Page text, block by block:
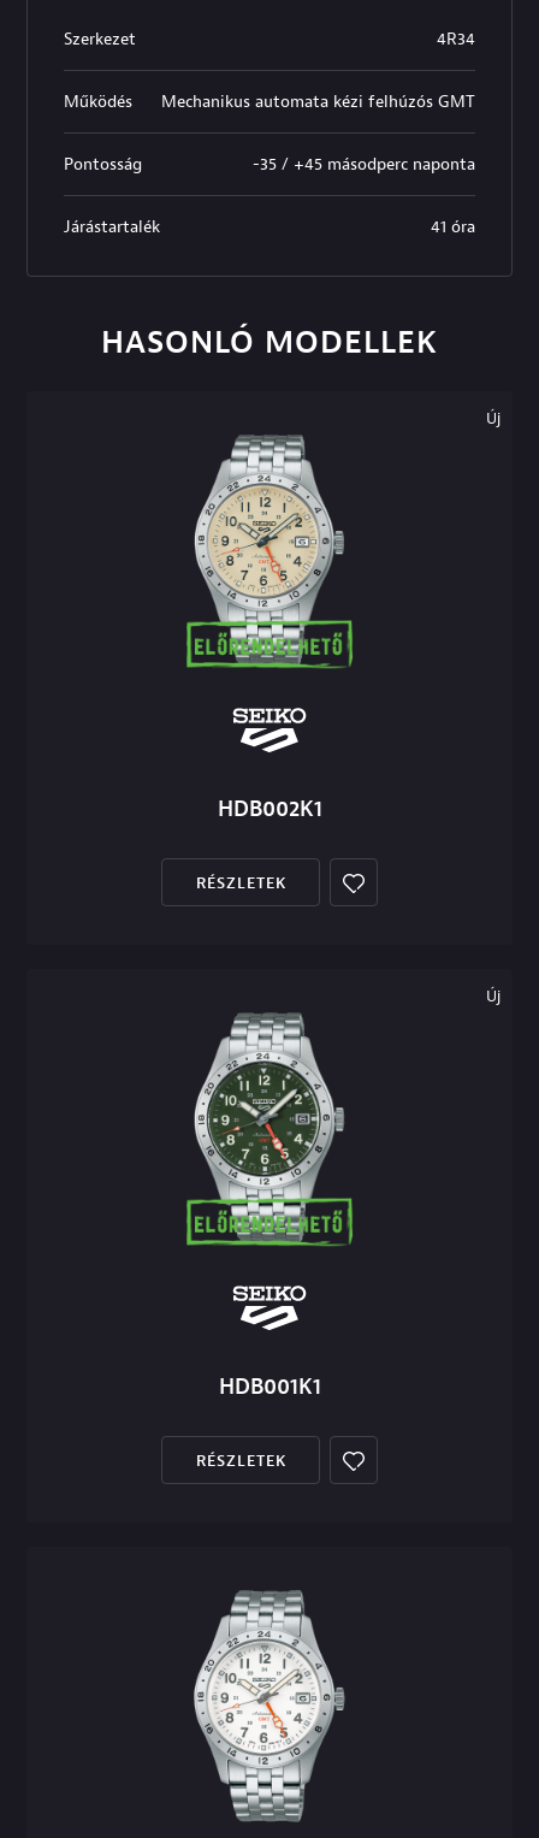
Szerkezet 4R34
Működés Mechanikus automata kézi felhúzós GMT
Pontosság -35 / +45 másodperc naponta
Járástartalék 41 óra
HASONLÓ MODELLEK
Új
HDB002K1
RÉSZLETEK
Új
HDB001K1
RÉSZLETEK